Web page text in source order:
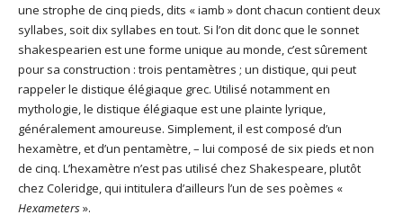
une strophe de cinq pieds, dits « iamb » dont chacun contient deux
syllabes, soit dix syllabes en tout. Si l’on dit donc que le sonnet
shakespearien est une forme unique au monde, c’est sûrement
pour sa construction : trois pentamètres ; un distique, qui peut
rappeler le distique élégiaque grec. Utilisé notamment en
mythologie, le distique élégiaque est une plainte lyrique,
généralement amoureuse. Simplement, il est composé d’un
hexamètre, et d’un pentamètre, – lui composé de six pieds et non
de cinq. L’hexamètre n’est pas utilisé chez Shakespeare, plutôt
chez Coleridge, qui intitulera d’ailleurs l’un de ses poèmes «
Hexameters».